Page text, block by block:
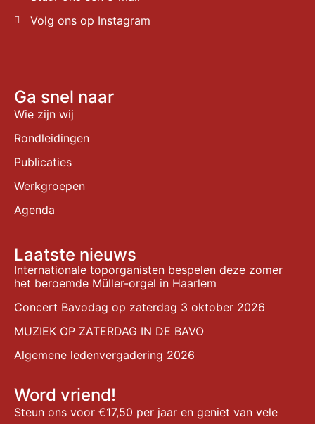
Volg ons op Instagram
Ga snel naar
Wie zijn wij
Rondleidingen
Publicaties
Werkgroepen
Agenda
Laatste nieuws
Internationale toporganisten bespelen deze zomer
het beroemde Müller-orgel in Haarlem
Concert Bavodag op zaterdag 3 oktober 2026
MUZIEK OP ZATERDAG IN DE BAVO
Algemene ledenvergadering 2026
Word vriend!
Steun ons voor €17,50 per jaar en geniet van vele